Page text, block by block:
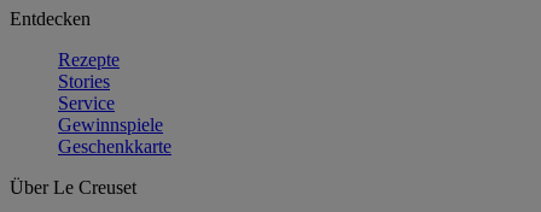
Entdecken
Rezepte
Stories
Service
Gewinnspiele
Geschenkkarte
Über Le Creuset